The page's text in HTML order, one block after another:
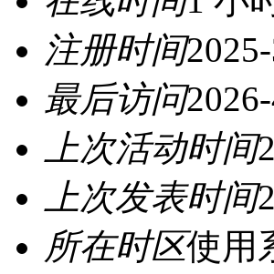
注册时间
最后访问
上次活动时间
上次发表时间
所在时区使用